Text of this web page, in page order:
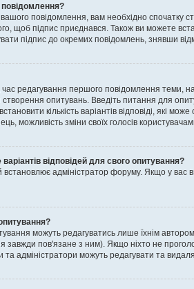
повідомлення, вам необхідно спочатку
щоб підпис приєднався. Також ви можете
підпис до окремих повідомлень, знявши
час редагування першого повідомлення теми,
опитувань. Введіть питання для
кількість варіантів відповіді, які
можливість зміни своїх голосів
відповідей для свого опитування?
адміністратор форуму. Якщо у вас
можуть редагуватись лише їхнім
завжди пов'язане з ним). Якщо ніхто не
адміністратори можуть редагувати та